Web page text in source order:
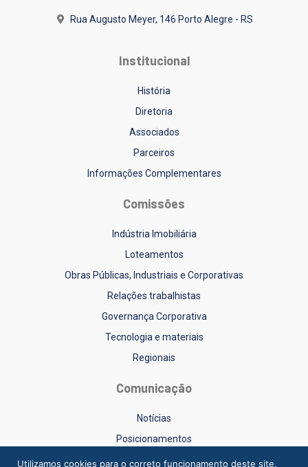
Rua Augusto Meyer, 146 Porto Alegre - RS
Institucional
História
Diretoria
Associados
Parceiros
Informações Complementares
Comissões
Indústria Imobiliária
Loteamentos
Obras Públicas, Industriais e Corporativas
Relações trabalhistas
Governança Corporativa
Tecnologia e materiais
Regionais
Comunicação
Notícias
Posicionamentos
Sinduscon-RS na Mídia
Utilizamos cookies para o correto funcionamento deste site,